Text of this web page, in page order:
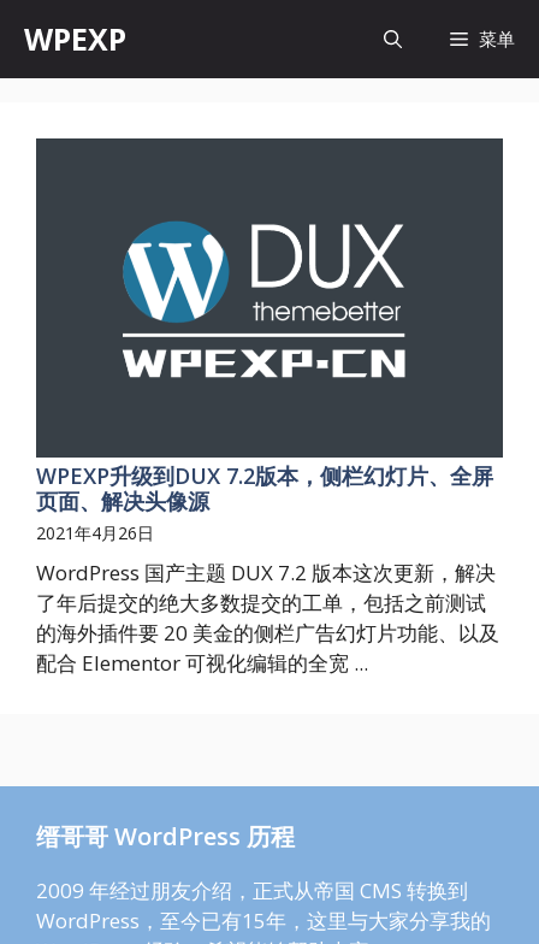
内
WPEXP 菜单
WPEXP升级到DUX 7.2版本，侧栏幻灯片、全屏
页面、解决头像源
2021年4月26日
WordPress 国产主题 DUX 7.2 版本这次更新，解决
了年后提交的绝大多数提交的工单，包括之前测试
的海外插件要 20 美金的侧栏广告幻灯片功能、以及
配合 Elementor 可视化编辑的全宽 ...
缙哥哥 WordPress 历程
2009 年经过朋友介绍，正式从帝国 CMS 转换到
WordPress，至今已有15年，这里与大家分享我的